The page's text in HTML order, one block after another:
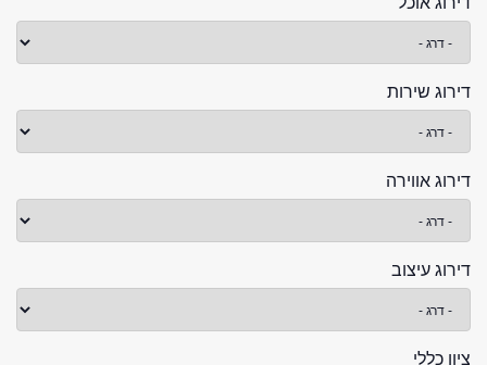
דירוג שירות
דירוג אווירה
דירוג עיצוב
ציון כללי